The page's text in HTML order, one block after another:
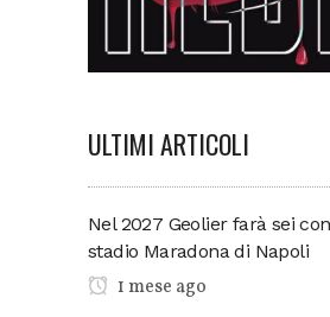
ULTIMI ARTICOLI
Nel 2027 Geolier farà sei
stadio Maradona di Napoli
1 mese ago